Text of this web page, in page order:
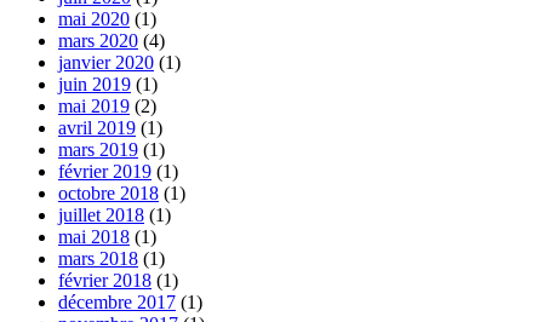
mai 2020 (1)
mars 2020 (4)
janvier 2020 (1)
juin 2019 (1)
mai 2019 (2)
avril 2019 (1)
mars 2019 (1)
février 2019 (1)
octobre 2018 (1)
juillet 2018 (1)
mai 2018 (1)
mars 2018 (1)
février 2018 (1)
décembre 2017 (1)